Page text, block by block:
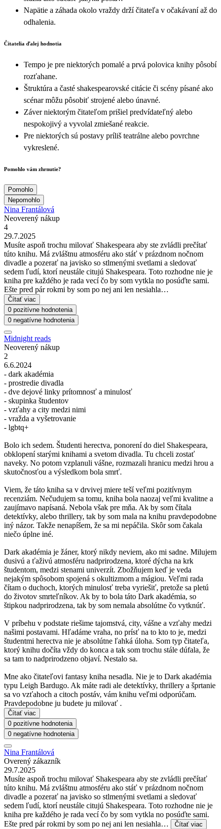
Napätie a záhada okolo vraždy drží čitateľa v očakávaní až do
odhalenia.
Čitatelia ďalej hodnotia
Tempo je pre niektorých pomalé a prvá polovica knihy pôsobí
rozťahane.
Štruktúra a časté shakespearovské citácie či scény písané ako
scénar môžu pôsobiť strojené alebo únavné.
Záver niektorým čitateľom prišiel predvídateľný alebo
nespokojivý a vyvolal zmiešané reakcie.
Pre niektorých sú postavy príliš teatrálne alebo povrchne
vykreslené.
Pomohlo vám zhrnutie?
Pomohlo
Nepomohlo
Nina Frantálová
Neoverený nákup
4
29.7.2025
Musíte aspoň trochu milovať Shakespeara aby ste zvládli prečítať
túto knihu. Má zvláštnu atmosféru ako stáť v prázdnom nočnom
divadle a pozerať na javisko so stlmenými svetlami a sledovať
sedem ľudí, ktorí neustále citujú Shakespeara. Toto rozhodne nie je
kniha pre každého je rada vecí čo by som vytkla no posúďte sami.
Ešte pred pár rokmi by som po nej ani len nesiahla…
Čítať viac
0 pozitívne hodnotenia
0 negatívne hodnotenia
Midnight reads
Neoverený nákup
2
6.6.2024
- dark akadémia
- prostredie divadla
- dve dejové linky prítomnosť a minulosť
- skupinka študentov
- vzťahy a city medzi nimi
- vražda a vyšetrovanie
- lgbtq+
Bolo ich sedem. Študenti herectva, ponorení do diel Shakespeara,
obklopení starými knihami a svetom divadla. Tu chceli zostať
naveky. No potom vzplanuli vášne, rozmazali hranicu medzi hrou a
skutočnosťou a výsledkom bola smrť.
Viem, že táto kniha sa v drvivej miere teší veľmi pozitívnym
recenziám. Nečudujem sa tomu, kniha bola naozaj veľmi kvalitne a
zaujímavo napísaná. Nebola však pre mňa. Ak by som čítala
detektívky, alebo thrillery, tak by som mala na knihu pravdepodobne
iný názor. Takže nenapíšem, že sa mi nepáčila. Skôr som čakala
niečo úplne iné.
Dark akadémia je žáner, ktorý nikdy neviem, ako mi sadne. Milujem
dusivú a ťaživú atmosféru nadprirodzena, ktoré dýcha na krk
študentom, medzi stenami univerzít. Zbožňujem keď je veda
nejakým spôsobom spojená s okultizmom a mágiou. Veľmi rada
čítam o duchoch, ktorých minulosť treba vyriešiť, pretože sa pletú
do životov smrteľníkov. Ak by to bola táto Dark akadémia, so
štipkou nadprirodzena, tak by som nemala absolútne čo vytknúť.
V príbehu v podstate riešime tajomstvá, city, vášne a vzťahy medzi
našimi postavami. Hľadáme vraha, no prísť na to kto to je, medzi
študentmi herectva nie je absolútne ľahká úloha. Som typ čitateľa,
ktorý knihu dočíta vždy do konca a tak som trochu stále dúfala, že
sa tam to nadprirodzeno objaví. Nestalo sa.
Mne ako čitateľovi fantasy kniha nesadla. Nie je to Dark akadémia
typu Leigh Bardugo. Ak máte radi ale detektívky, thrillery a šprtanie
sa vo vzťahoch a citoch postáv, vám knihu veľmi odporúčam.
Pravdepodobne ju budete ju milovať .
Čítať viac
0 pozitívne hodnotenia
0 negatívne hodnotenia
Nina Frantálová
Overený zákazník
29.7.2025
Musíte aspoň trochu milovať Shakespeara aby ste zvládli prečítať
túto knihu. Má zvláštnu atmosféru ako stáť v prázdnom nočnom
divadle a pozerať na javisko so stlmenými svetlami a sledovať
sedem ľudí, ktorí neustále citujú Shakespeara. Toto rozhodne nie je
kniha pre každého je rada vecí čo by som vytkla no posúďte sami.
Ešte pred pár rokmi by som po nej ani len nesiahla…
Čítať viac